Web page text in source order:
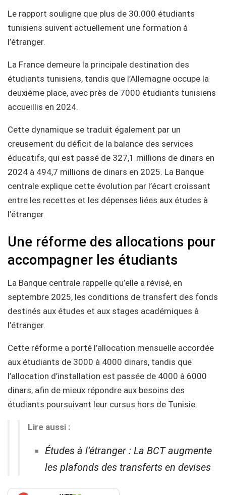
Le rapport souligne que plus de 30.000 étudiants
tunisiens suivent actuellement une formation à
l’étranger.
La France demeure la principale destination des
étudiants tunisiens, tandis que l’Allemagne occupe la
deuxième place, avec près de 7000 étudiants tunisiens
accueillis en 2024.
Cette dynamique se traduit également par un
creusement du déficit de la balance des services
éducatifs, qui est passé de 327,1 millions de dinars en
2024 à 494,7 millions de dinars en 2025. La Banque
centrale explique cette évolution par l’écart croissant
entre les recettes et les dépenses liées aux études à
l’étranger.
Une réforme des allocations pour
accompagner les étudiants
La Banque centrale rappelle qu’elle a révisé, en
septembre 2025, les conditions de transfert des fonds
destinés aux études et aux stages académiques à
l’étranger.
Cette réforme a porté l’allocation mensuelle accordée
aux étudiants de 3000 à 4000 dinars, tandis que
l’allocation d’installation est passée de 4000 à 6000
dinars, afin de mieux répondre aux besoins des
étudiants poursuivant leur cursus hors de Tunisie.
Lire aussi :
Études à l’étranger : La BCT augmente
les plafonds des transferts en devises